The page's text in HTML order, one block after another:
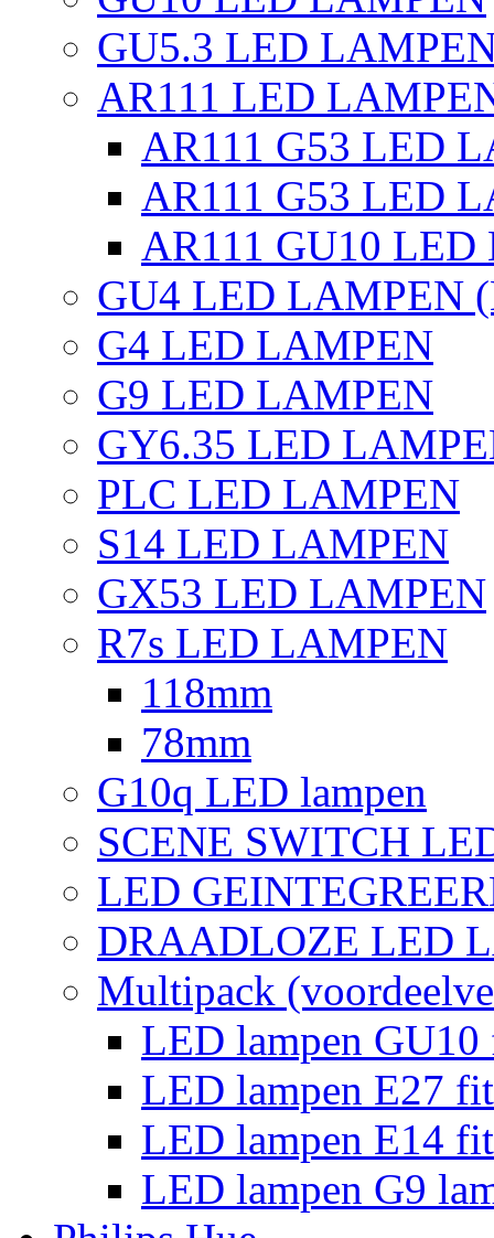
GU5.3 LED
AR111 LED
AR111 G53 LED
AR111 G53 LED
AR111 GU10
GU4 LED LAMPEN
G4 LED LAMPEN
G9 LED LAMPEN
GY6.35 LED
PLC LED LAMPEN
S14 LED LAMPEN
GX53 LED LAMPEN
R7s LED LAMPEN
118mm
78mm
G10q LED lampen
SCENE SWITCH
LED
DRAADLOZE LED
Multipack
LED lampen
LED lampen E27
LED lampen E14
LED lampen G9